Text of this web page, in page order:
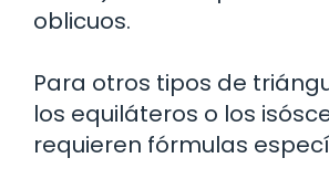
oblicuos.
Para otros tipos de
los equiláteros o los
requieren fórmulas